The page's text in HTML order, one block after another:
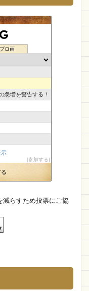
MUTAMU
フィッシング
メンズ
てんtoてん
会社
大特価
ルマーケット
ブロ画
急増を警告する！
学・エトセトラ】
遣で稼ぐ技術！
な杜
示
参加する
減らすため投票にご協